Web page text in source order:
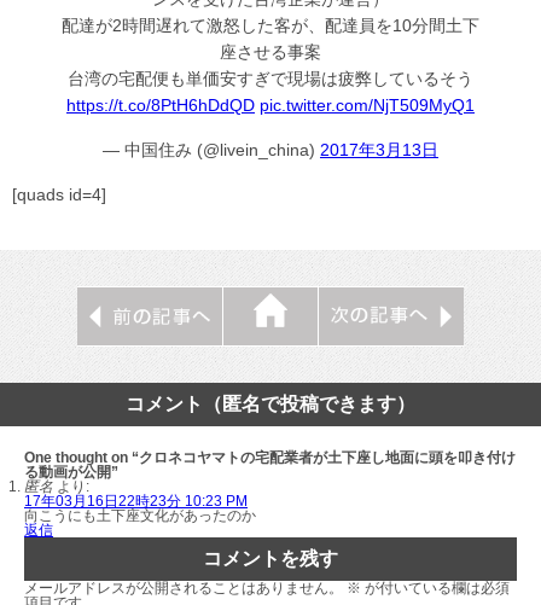
配達が2時間遅れて激怒した客が、配達員を10分間土下
座させる事案
台湾の宅配便も単価安すぎで現場は疲弊しているそう
https://t.co/8PtH6hDdQD pic.twitter.com/NjT509MyQ1
— 中国住み (@livein_china) 2017年3月13日
[quads id=4]
コメント（匿名で投稿できます）
One thought on “クロネコヤマトの宅配業者が土下座し地面に頭を叩き付け
る動画が公開”
匿名 より:
17年03月16日22時23分 10:23 PM
向こうにも土下座文化があったのか
返信
コメントを残す
メールアドレスが公開されることはありません。 ※ が付いている欄は必須